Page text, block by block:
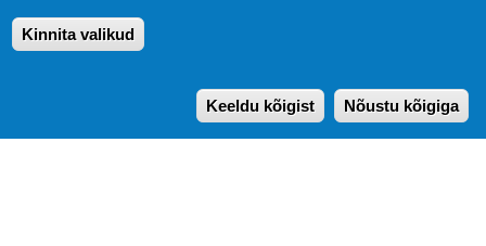
Paldiski mnt. 29 (A korpus VI korrus), Tallinn
E-post:pegasus[at]pegasus.ee
Kinnita valikud
Keeldu kõigist Nõustu kõigiga